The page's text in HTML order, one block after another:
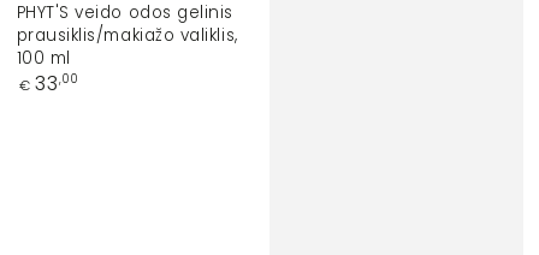
PHYT'S veido odos gelinis
prausiklis/makiažo valiklis,
100 ml
Įprasta
€ 33,00